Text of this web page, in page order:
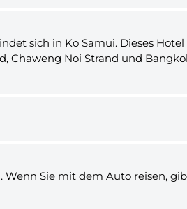
sich in Ko Samui. Dieses
Chaweng Noi Strand und
Sie mit dem Auto reisen,